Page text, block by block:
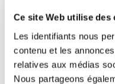
Ce site Web utilise des
Les identifiants nous
contenu et les
relatives aux médias
Nous partageons
Tip:
for third-group
add the imperfect
-ais, -ais, -ait, -ions, -
Example with “prendre”: